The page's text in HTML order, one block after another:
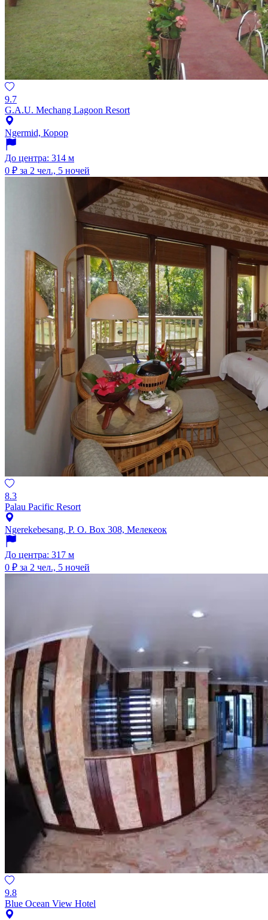
9.7
G.A.U. Mechang Lagoon Resort
Ngermid, Корор
До центра: 314 м
0 ₽ за 2 чел., 5 ночей
8.3
Palau Pacific Resort
Ngerekebesang, P. O. Box 308, Мелекеок
До центра: 317 м
0 ₽ за 2 чел., 5 ночей
9.8
Blue Ocean View Hotel